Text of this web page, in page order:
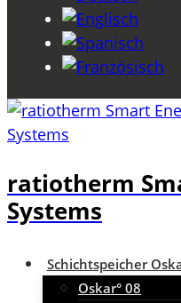
ratiotherm
Systems
Schichtspeicher
Oskar° 08